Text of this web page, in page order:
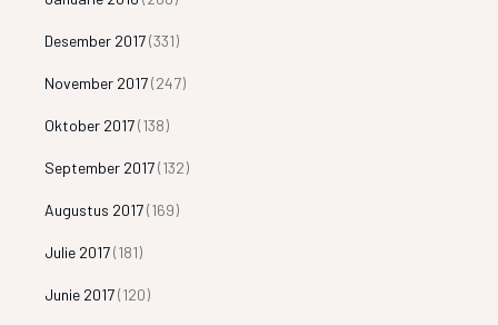
Desember 2017(331)
November 2017(247)
Oktober 2017(138)
September 2017(132)
Augustus 2017(169)
Julie 2017(181)
Junie 2017(120)